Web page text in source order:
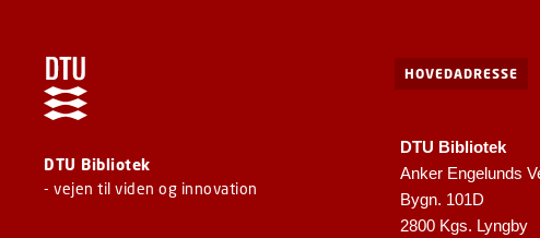
DTU Bibliotek
- vejen til viden og innovation
HOVEDADRESSE
DTU Bibliotek
Anker Engelunds
Bygn. 101D
2800 Kgs. Lyngby